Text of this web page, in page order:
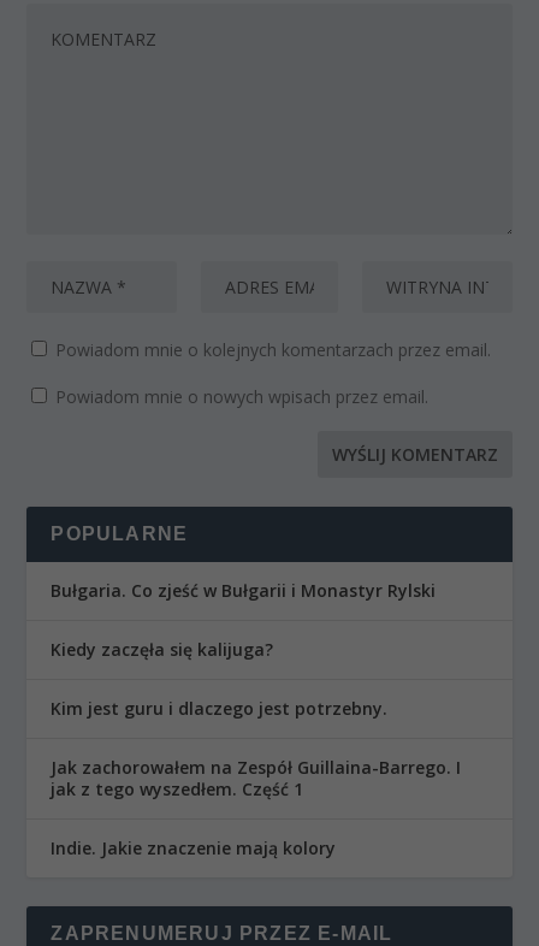
Powiadom mnie o kolejnych komentarzach przez email.
Powiadom mnie o nowych wpisach przez email.
POPULARNE
Bułgaria. Co zjeść w Bułgarii i Monastyr Rylski
Kiedy zaczęła się kalijuga?
Kim jest guru i dlaczego jest potrzebny.
Jak zachorowałem na Zespół Guillaina-Barrego. I
jak z tego wyszedłem. Część 1
Indie. Jakie znaczenie mają kolory
ZAPRENUMERUJ PRZEZ E-MAIL